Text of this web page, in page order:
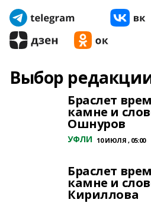
Выбор
Браслет
камне и
Ошнуров
УФЛИ 10 ИЮЛЯ , 05:00
Браслет
камне и
Кириллова